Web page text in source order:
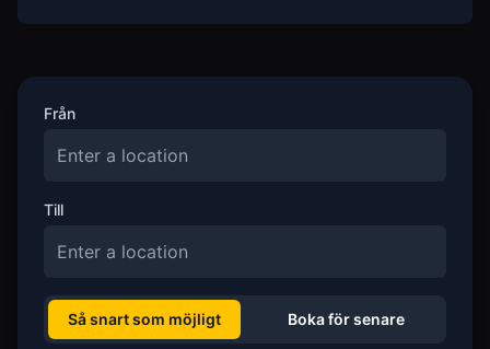
Från
Till
Så snart som möjligt Boka för senare